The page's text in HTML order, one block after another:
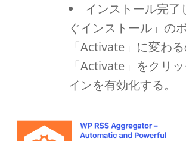
インストール完了
ぐインストール」の
「Activate」に変わ
「Activate」をクリ
インを有効化する。